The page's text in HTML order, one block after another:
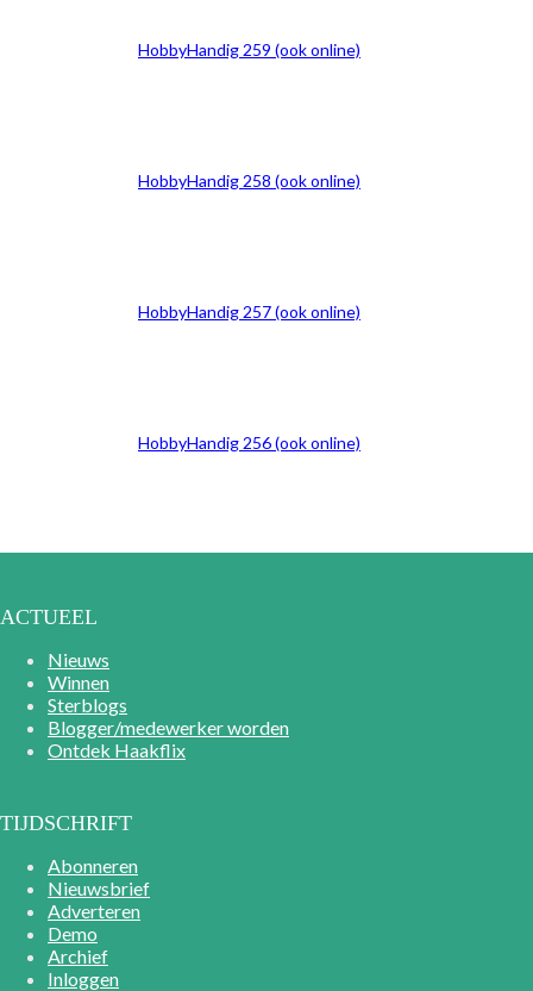
HobbyHandig 259 (ook online)
HobbyHandig 258 (ook online)
HobbyHandig 257 (ook online)
HobbyHandig 256 (ook online)
ACTUEEL
Nieuws
Winnen
Sterblogs
Blogger/medewerker worden
Ontdek Haakflix
TIJDSCHRIFT
Abonneren
Nieuwsbrief
Adverteren
Demo
Archief
Inloggen